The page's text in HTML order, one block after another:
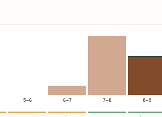
5–6 6–7 7–8 8–9